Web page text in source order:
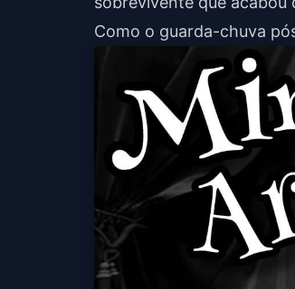
Como o guarda-chuva